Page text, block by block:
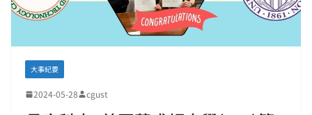
大事紀要
2024-05-28 cgust